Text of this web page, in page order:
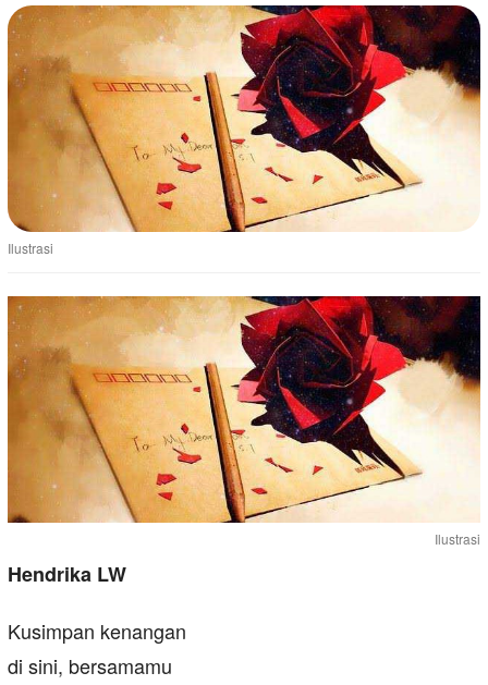
Ilustrasi
Ilustrasi
Hendrika LW
Kusimpan kenangan
di sini, bersamamu